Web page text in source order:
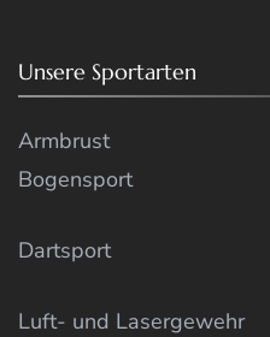
Unsere Sportarten
Armbrust
Bogensport
Dartsport
Luft- und Lasergewehr